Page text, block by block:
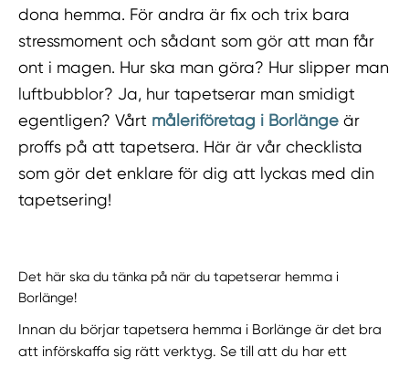
dona hemma. För andra är fix och trix bara
stressmoment och sådant som gör att man får
ont i magen. Hur ska man göra? Hur slipper man
luftbubblor? Ja, hur tapetserar man smidigt
egentligen? Vårt måleriföretag i Borlänge är
proffs på att tapetsera. Här är vår checklista
som gör det enklare för dig att lyckas med din
tapetsering!
Det här ska du tänka på när du tapetserar hemma i
Borlänge!
Innan du börjar tapetsera hemma i Borlänge är det bra
att införskaffa sig rätt verktyg. Se till att du har ett